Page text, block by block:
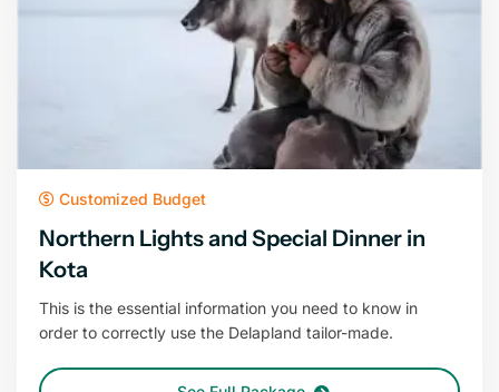
Customized Budget
Northern Lights and Special Dinner in
Kota
This is the essential information you need to know in
order to correctly use the Delapland tailor-made.